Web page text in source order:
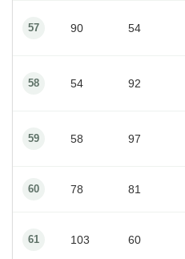
57 90 54
58 54 92
59 58 97
60 78 81
61 103 60